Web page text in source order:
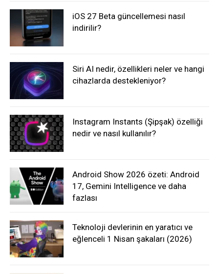
iOS 27 Beta güncellemesi nasıl
indirilir?
Siri AI nedir, özellikleri neler ve hangi
cihazlarda destekleniyor?
Instagram Instants (Şipşak) özelliği
nedir ve nasıl kullanılır?
Android Show 2026 özeti: Android
17, Gemini Intelligence ve daha
fazlası
Teknoloji devlerinin en yaratıcı ve
eğlenceli 1 Nisan şakaları (2026)